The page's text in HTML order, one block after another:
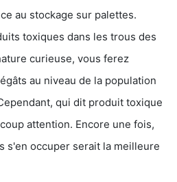
au stockage sur palettes.
toxiques dans les trous des
curieuse, vous ferez
au niveau de la population
qui dit produit toxique
attention. Encore une fois,
s'en occuper serait la meilleure